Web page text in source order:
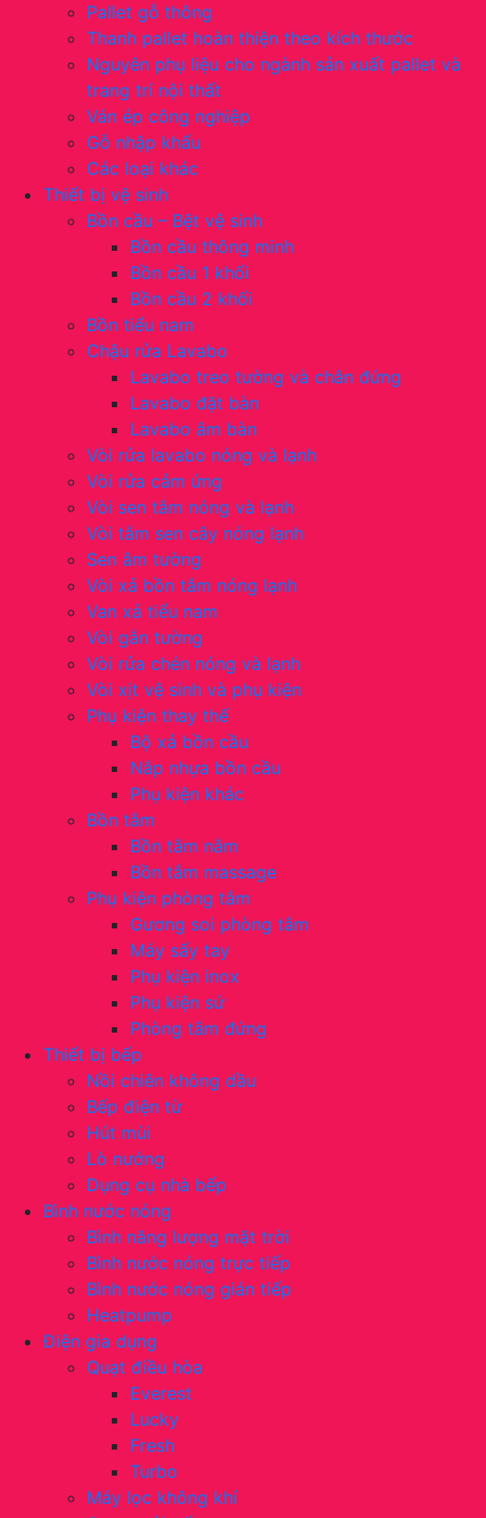
Pallet gỗ thông
Thanh pallet hoàn thiện theo kích thước
Nguyên phụ liệu cho ngành sản xuất pallet và
trang trí nội thất
Ván ép công nghiệp
Gỗ nhập khẩu
Các loại khác
Thiết bị vệ sinh
Bồn cầu – Bệt vệ sinh
Bồn cầu thông minh
Bồn cầu 1 khối
Bồn cầu 2 khối
Bồn tiểu nam
Chậu rửa Lavabo
Lavabo treo tường và chân đứng
Lavabo đặt bàn
Lavabo âm bàn
Vòi rửa lavabo nóng và lạnh
Vòi rửa cảm ứng
Vòi sen tắm nóng và lạnh
Vòi tắm sen cây nóng lạnh
Sen âm tường
Vòi xả bồn tắm nóng lạnh
Van xả tiểu nam
Vòi gắn tường
Vòi rửa chén nóng và lạnh
Vòi xịt vệ sinh và phụ kiện
Phụ kiện thay thế
Bộ xả bồn cầu
Nắp nhựa bồn cầu
Phụ kiện khác
Bồn tắm
Bồn tắm nằm
Bồn tắm massage
Phụ kiện phòng tắm
Gương soi phòng tắm
Máy sấy tay
Phụ kiện inox
Phụ kiện sứ
Phòng tắm đứng
Thiết bị bếp
Nồi chiên không dầu
Bếp điện từ
Hút mùi
Lò nướng
Dụng cụ nhà bếp
Bình nước nóng
Bình năng lượng mặt trời
Bình nước nóng trực tiếp
Bình nước nóng gián tiếp
Heatpump
Điện gia dụng
Quạt điều hòa
Everest
Lucky
Fresh
Turbo
Máy lọc không khí